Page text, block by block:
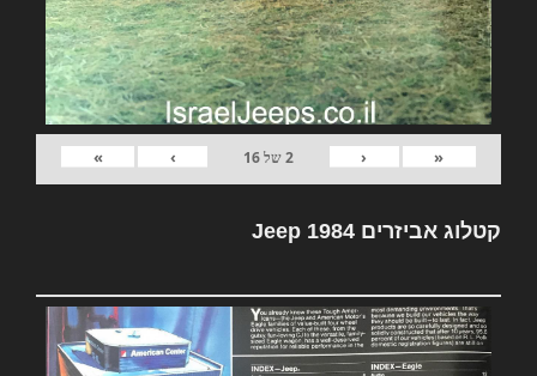
«
‹
2של16
›
»
קטלוג אביזרים Jeep 1984